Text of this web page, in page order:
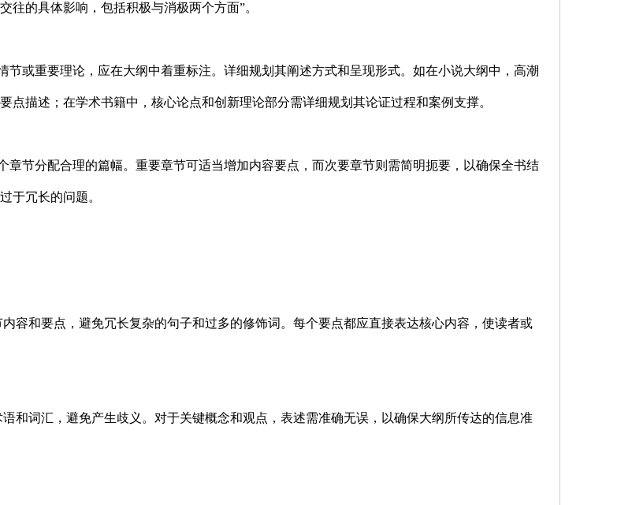
往的具体影响，包括积极与消极两个方面”。
节或重要理论，应在大纲中着重标注。详细规划其阐述方式和呈现形式。如在小说大纲中，高潮
点描述；在学术书籍中，核心论点和创新理论部分需详细规划其论证过程和案例支撑。
章节分配合理的篇幅。重要章节可适当增加内容要点，而次要章节则需简明扼要，以确保全书结
于冗长的问题。
容和要点，避免冗长复杂的句子和过多的修饰词。每个要点都应直接表达核心内容，使读者或
和词汇，避免产生歧义。对于关键概念和观点，表述需准确无误，以确保大纲所传达的信息准